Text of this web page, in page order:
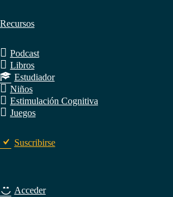
Recursos
Podcast
Libros
Estudiador
Niños
Estimulación Cognitiva
Juegos
Suscribirse
Acceder